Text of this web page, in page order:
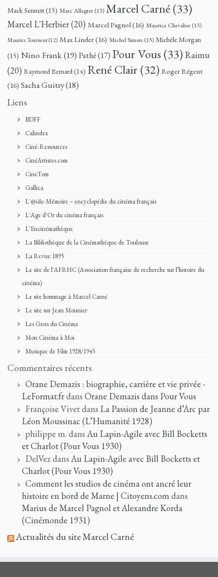
Mack Sennett(15) Marc Allegret (13) Marcel Carné (33)
Marcel L'Herbier(20) Marcel Pagnol(16) Maurice Chevalier (13)
Maurice Tourneur(12) Max Linder(16) Michel Simon (13) Michèle Morgan
(15) Nino Frank(19) Pathé(17) Pour Vous (33) Raimu
(20) Raymond Bernard(14) René Clair (32) Roger Régent
(16) Sacha Guitry(18)
Liens
BDFF
Calindex
Ciné-Ressources
CinéArtistes.com
CineTom
Gallica
L'@ide-Mémoire – encyclopédie du cinéma français
L'Age d'Or du cinéma français
L'Encinémathèque
La Bibliothèque de la Cinémathèque de Toulouse
La Revue 1895
Le site de l'AFRHC (Association française de recherche sur l’histoire du
cinéma)
Le site hommage à Marcel Carné
Le site sur Jean Mounier
Les Gens du Cinéma
Mon Cinéma à Moi
Musique de Film 1928/1945
Commentaires récents
Orane Demazis : biographie, carrière et vie privée -
LeFormat.frdans Orane Demazis dans Pour Vous
Françoise Vivetdans La Passion de Jeanne d’Arc par
Léon Moussinac (L’Humanité 1928)
philippe m. dans Au Lapin-Agile avec Bill Bocketts
et Charlot (Pour Vous 1930)
DelVezdans Au Lapin-Agile avec Bill Bocketts et
Charlot (Pour Vous 1930)
Comment les studios de cinéma ont ancré leur
histoire en bord de Marne | Citoyens.comdans
Marius de Marcel Pagnol et Alexandre Korda
(Cinémonde 1931)
Actualités du site Marcel Carné